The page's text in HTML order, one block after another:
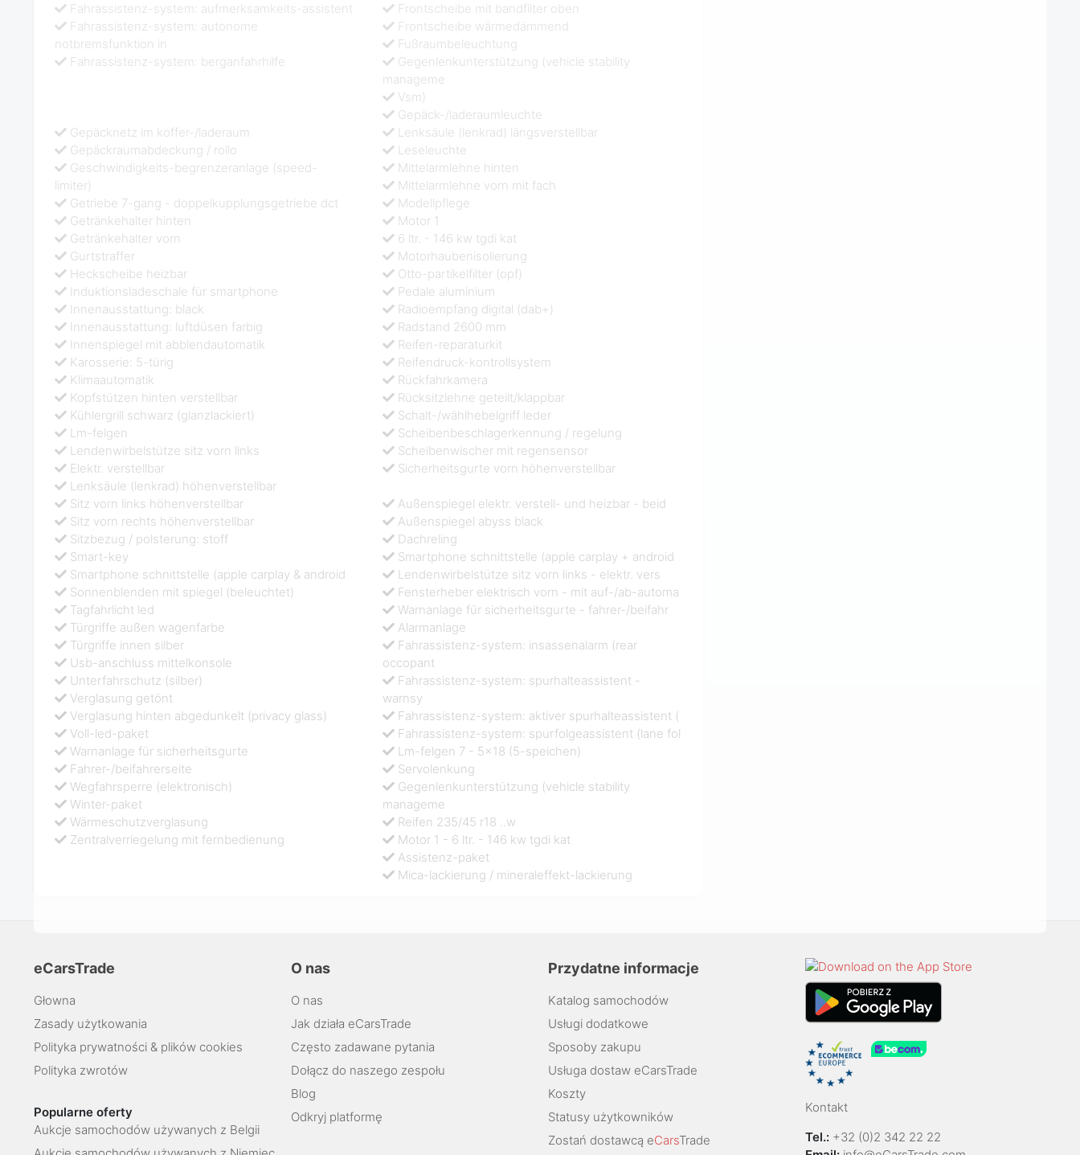
Fahrassistenz-system: aufmerksamkeits-assistent
Fahrassistenz-system: autonome
notbremsfunktion in
Fahrassistenz-system: berganfahrhilfe
Frontscheibe mit bandfilter oben
Frontscheibe wärmedämmend
Fußraumbeleuchtung
Gegenlenkunterstützung (vehicle stability
manageme
Vsm)
Gepäck-/laderaumleuchte
Gepäcknetz im koffer-/laderaum
Gepäckraumabdeckung / rollo
Geschwindigkeits-begrenzeranlage (speed-
limiter)
Getriebe 7-gang - doppelkupplungsgetriebe dct
Getränkehalter hinten
Getränkehalter vorn
Gurtstraffer
Heckscheibe heizbar
Induktionsladeschale für smartphone
Innenausstattung: black
Innenausstattung: luftdüsen farbig
Innenspiegel mit abblendautomatik
Karosserie: 5-türig
Klimaautomatik
Kopfstützen hinten verstellbar
Kühlergrill schwarz (glanzlackiert)
Lm-felgen
Lendenwirbelstütze sitz vorn links
Elektr. verstellbar
Lenksäule (lenkrad) höhenverstellbar
Lenksäule (lenkrad) längsverstellbar
Leseleuchte
Mittelarmlehne hinten
Mittelarmlehne vorn mit fach
Modellpflege
Motor 1
6 ltr. - 146 kw tgdi kat
Motorhaubenisolierung
Otto-partikelfilter (opf)
Pedale aluminium
Radioempfang digital (dab+)
Radstand 2600 mm
Reifen-reparaturkit
Reifendruck-kontrollsystem
Rückfahrkamera
Rücksitzlehne geteilt/klappbar
Schalt-/wählhebelgriff leder
Scheibenbeschlagerkennung / regelung
Scheibenwischer mit regensensor
Sicherheitsgurte vorn höhenverstellbar
Sitz vorn links höhenverstellbar
Sitz vorn rechts höhenverstellbar
Sitzbezug / polsterung: stoff
Smart-key
Smartphone schnittstelle (apple carplay & android
Sonnenblenden mit spiegel (beleuchtet)
Tagfahrlicht led
Türgriffe außen wagenfarbe
Türgriffe innen silber
Usb-anschluss mittelkonsole
Unterfahrschutz (silber)
Verglasung getönt
Verglasung hinten abgedunkelt (privacy glass)
Voll-led-paket
Warnanlage für sicherheitsgurte
Fahrer-/beifahrerseite
Wegfahrsperre (elektronisch)
Winter-paket
Wärmeschutzverglasung
Zentralverriegelung mit fernbedienung
Außenspiegel elektr. verstell- und heizbar - beid
Außenspiegel abyss black
Dachreling
Smartphone schnittstelle (apple carplay + android
Lendenwirbelstütze sitz vorn links - elektr. vers
Fensterheber elektrisch vorn - mit auf-/ab-automa
Warnanlage für sicherheitsgurte - fahrer-/beifahr
Alarmanlage
Fahrassistenz-system: insassenalarm (rear
occopant
Fahrassistenz-system: spurhalteassistent -
warnsy
Fahrassistenz-system: aktiver spurhalteassistent (
Fahrassistenz-system: spurfolgeassistent (lane fol
Lm-felgen 7 - 5x18 (5-speichen)
Servolenkung
Gegenlenkunterstützung (vehicle stability
manageme
Reifen 235/45 r18 ..w
Motor 1 - 6 ltr. - 146 kw tgdi kat
Assistenz-paket
Mica-lackierung / mineraleffekt-lackierung
eCarsTrade
Głowna
Zasady użytkowania
Polityka prywatności & plików cookies
Polityka zwrotów
Popularne oferty
Aukcje samochodów używanych z Belgii
O nas
O nas
Jak działa eCarsTrade
Często zadawane pytania
Dołącz do naszego zespołu
Blog
Odkryj platformę
Przydatne informacje
Katalog samochodów
Usługi dodatkowe
Sposoby zakupu
Usługa dostaw eCarsTrade
Koszty
Statusy użytkowników
Zostań dostawcą eCarsTrade
Kontakt
Tel.: +32 (0)2 342 22 22